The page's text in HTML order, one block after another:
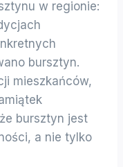
w regionie:
bursztyn.
mieszkańców,
bursztyn jest
a nie tylko